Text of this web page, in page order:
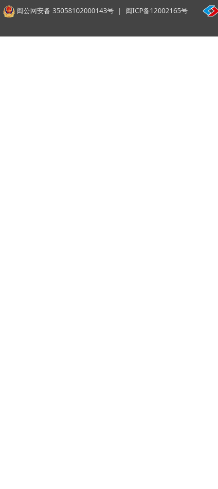
闽公网安备 35058102000143号 | 闽ICP备12002165号